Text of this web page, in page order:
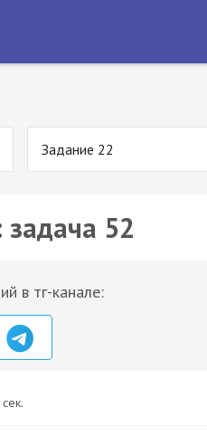
Задание 22
52
в тг-канале: